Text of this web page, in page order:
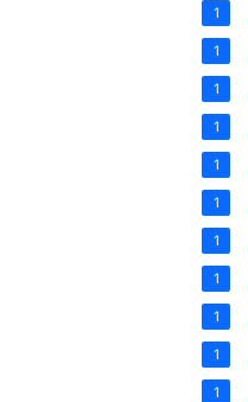
1
1
1
1
1
1
1
1
1
1
1